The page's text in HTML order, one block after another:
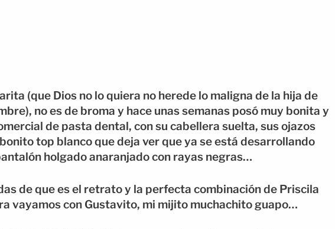
(que Dios no lo quiera no herede lo maligna de la hija de
no es de broma y hace unas semanas posó muy bonita y
de pasta dental, con su cabellera suelta, sus ojazos
top blanco que deja ver que ya se está desarrollando
holgado anaranjado con rayas negras…
de que es el retrato y la perfecta combinación de Priscila
vayamos con Gustavito, mi mijito muchachito guapo…